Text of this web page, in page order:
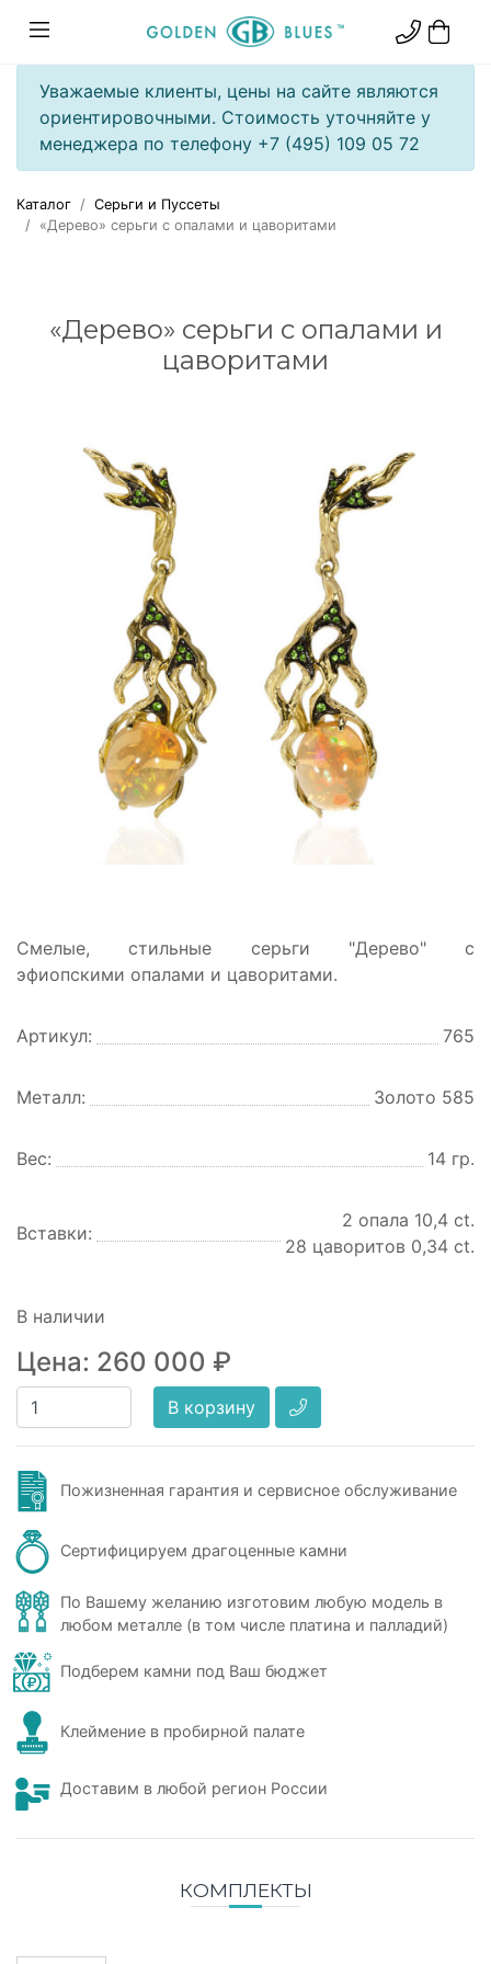
Уважаемые клиенты, цены на сайте являются
ориентировочными. Стоимость уточняйте у
менеджера по телефону +7 (495) 109 05 72
Каталог
Серьги и Пуссеты
«Дерево» серьги с опалами и цаворитами
«Дерево» серьги с опалами и
цаворитами
Смелые, стильные серьги "Дерево" с
эфиопскими опалами и цаворитами.
Артикул: 765
Металл: Золото 585
Вес: 14 гр.
Вставки:
2 опала 10,4 ct.
28 цаворитов 0,34 ct.
В наличии
Цена: 260 000 ₽
В корзину
Пожизненная гарантия и сервисное обслуживание
Сертифицируем драгоценные камни
По Вашему желанию изготовим любую модель в
любом металле (в том числе платина и палладий)
Подберем камни под Ваш бюджет
Клеймение в пробирной палате
Доставим в любой регион России
КОМПЛЕКТЫ